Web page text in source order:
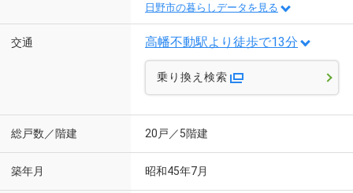
日野市の暮らしデータを見る
交通 高幡不動駅より徒歩で13分
乗り換え検索
総戸数／階建 20戸／5階建
築年月 昭和45年7月